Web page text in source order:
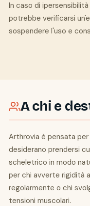
In caso di
potrebbe verificarsi
sospendere l'uso e
A chi e
Arthrovia è pensata
desiderano prendersi
scheletrico in modo
per chi avverte rigidità
regolarmente o chi
tensioni muscolari.